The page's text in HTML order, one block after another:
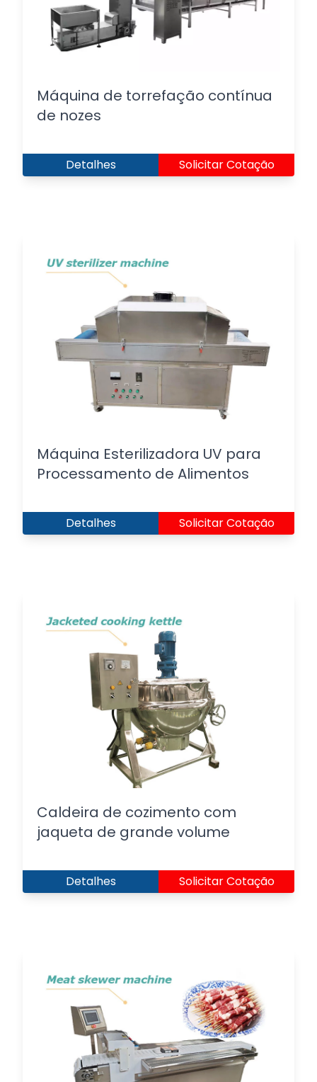
Máquina de torrefação contínua
de nozes
Detalhes Solicitar Cotação
Máquina Esterilizadora UV para
Processamento de Alimentos
Detalhes Solicitar Cotação
Caldeira de cozimento com
jaqueta de grande volume
Detalhes Solicitar Cotação